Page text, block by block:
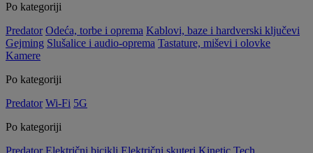
Po kategoriji
Predator Odeća, torbe i oprema Kablovi, baze i hardverski ključevi
Gejming Slušalice i audio-oprema Tastature, miševi i olovke
Kamere
Po kategoriji
Predator Wi-Fi 5G
Po kategoriji
Predator Električni bicikli Električni skuteri Kinetic Tech